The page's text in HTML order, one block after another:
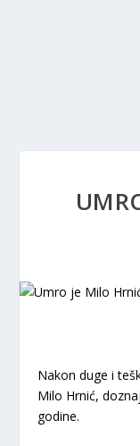
Nakon duge i
Milo Hrnić,
godine.